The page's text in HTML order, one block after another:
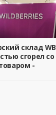
склад WB
сгорел со
-